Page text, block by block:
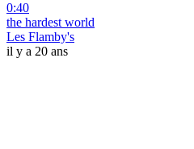
0:40
the hardest world
Les Flamby's
il y a 20 ans